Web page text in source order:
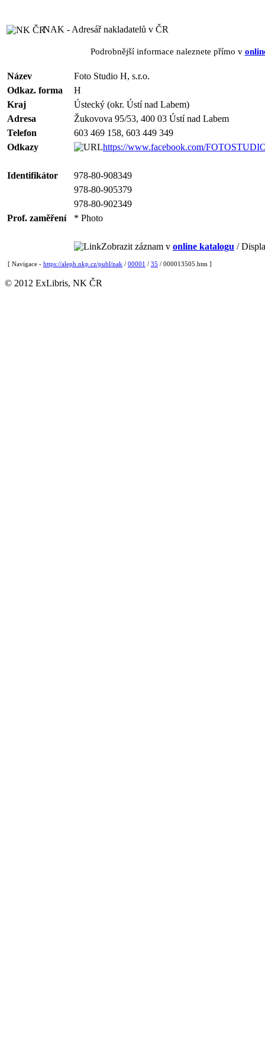
NAK - Adresář nakladatelů v ČR
Podrobnější informace naleznete přímo v
Název
Foto Studio H, s.r.o.
Odkaz. forma
H
Kraj
Ústecký (okr. Ústí nad Labem)
Adresa
Žukovova 95/53, 400 03 Ústí nad Labem
Telefon
603 469 158, 603 449 349
Odkazy
https://www.facebook.com/
Identifikátor
978-80-908349
978-80-905379
978-80-902349
Prof. zaměření
* Photo
Zobrazit záznam v online katalogu /
[ Navigace - https://aleph.nkp.cz/publ/nak / 00001 / 35 / 000013505.htm ]
© 2012 ExLibris, NK ČR